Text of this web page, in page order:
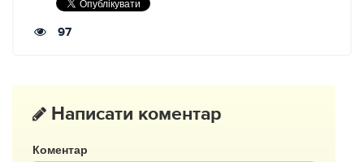
97
Написати коментар
Коментар